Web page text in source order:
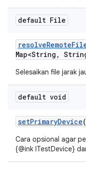
default File
resolveRemote
Map<String ,
Selesaikan file jarak
default void
setPrimaryDevice(
Cara opsional agar
{@ink ITestDevice}